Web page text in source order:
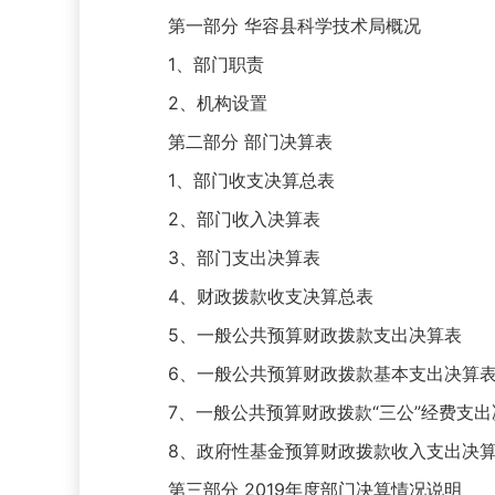
第一部分 华容县科学技术局概况
1、部门职责
2、机构设置
第二部分 部门决算表
1、部门收支决算总表
2、部门收入决算表
3、部门支出决算表
4、财政拨款收支决算总表
5、一般公共预算财政拨款支出决算表
6、一般公共预算财政拨款基本支出决算表
7、一般公共预算财政拨款“三公”经费支出
8、政府性基金预算财政拨款收入支出决
第三部分 2019年度部门决算情况说明